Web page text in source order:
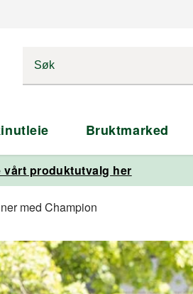
Bruktmarked
vårt produktutvalg her
med Champion